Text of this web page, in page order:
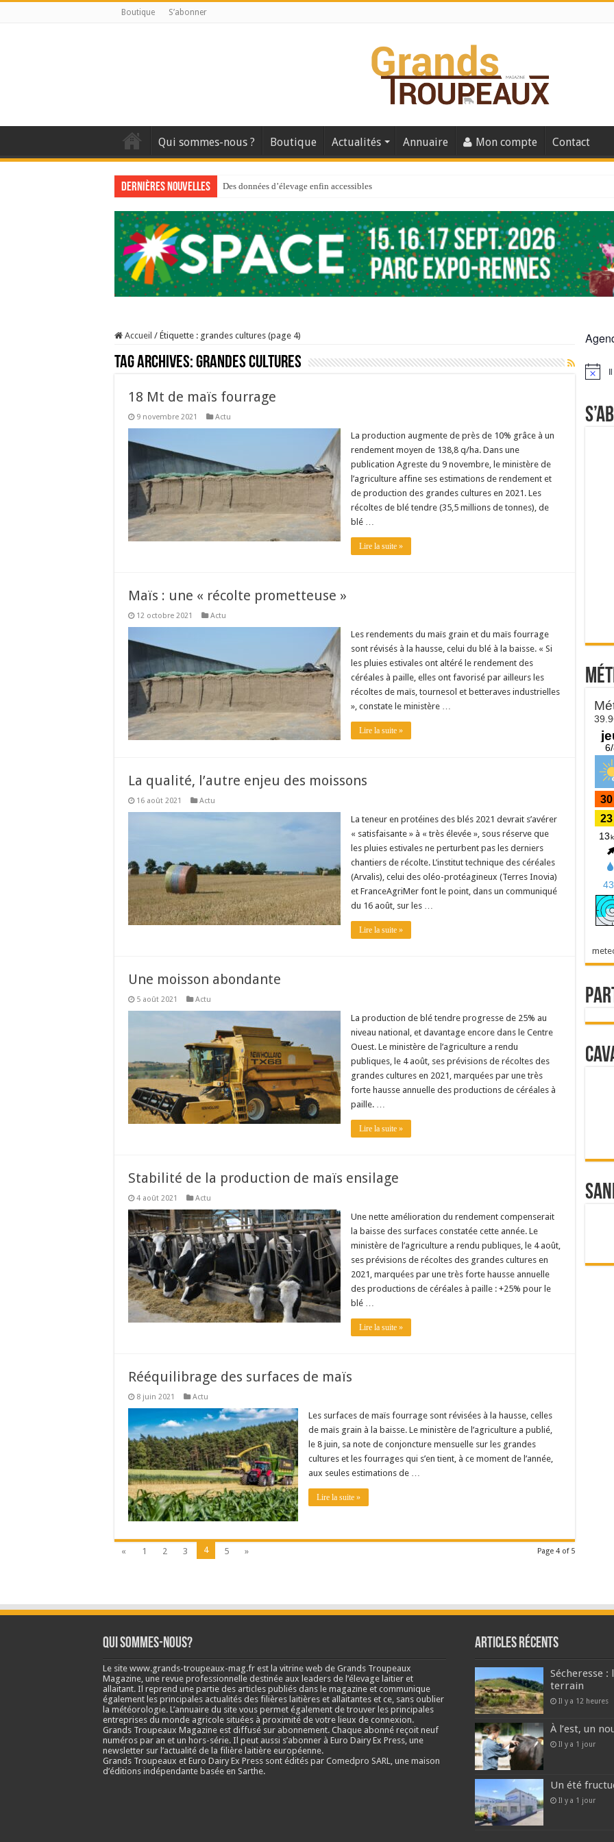
Boutique S’abonner
Qui sommes-nous ? Boutique Actualités Annuaire Mon compte Contact
Dernières nouvelles Des données d’élevage enfin accessibles
Au sommaire du premier numéro de 2025
Au sommaire de GTM 110
Aidez-nous à améliorer la santé de vos veaux !
Au sommaire de GTM 91
À l’est, un nouveau virus
Un été fructueux pour Lactalis
Accueil / Étiquette : grandes cultures (page 4)
Tag Archives:grandes cultures
18 Mt de maïs fourrage
9 novembre 2021 Actu
La production augmente de près de 10% grâce à un
rendement moyen de 138,8 q/ha. Dans une
publication Agreste du 9 novembre, le ministère de
l’agriculture affine ses estimations de rendement et
de production des grandes cultures en 2021. Les
récoltes de blé tendre (35,5 millions de tonnes), de
blé …
Lire la suite »
Maïs : une « récolte prometteuse »
12 octobre 2021 Actu
Les rendements du maïs grain et du maïs fourrage
sont révisés à la hausse, celui du blé à la baisse. « Si
les pluies estivales ont altéré le rendement des
céréales à paille, elles ont favorisé par ailleurs les
récoltes de maïs, tournesol et betteraves industrielles
», constate le ministère …
Lire la suite »
La qualité, l’autre enjeu des moissons
16 août 2021 Actu
La teneur en protéines des blés 2021 devrait s’avérer
« satisfaisante » à « très élevée », sous réserve que
les pluies estivales ne perturbent pas les derniers
chantiers de récolte. L’institut technique des céréales
(Arvalis), celui des oléo-protéagineux (Terres Inovia)
et FranceAgriMer font le point, dans un communiqué
du 16 août, sur les …
Lire la suite »
Une moisson abondante
5 août 2021 Actu
La production de blé tendre progresse de 25% au
niveau national, et davantage encore dans le Centre
Ouest. Le ministère de l’agriculture a rendu
publiques, le 4 août, ses prévisions de récoltes des
grandes cultures en 2021, marquées par une très
forte hausse annuelle des productions de céréales à
paille. …
Lire la suite »
Stabilité de la production de maïs ensilage
4 août 2021 Actu
Une nette amélioration du rendement compenserait
la baisse des surfaces constatée cette année. Le
ministère de l’agriculture a rendu publiques, le 4 août,
ses prévisions de récoltes des grandes cultures en
2021, marquées par une très forte hausse annuelle
des productions de céréales à paille : +25% pour le
blé …
Lire la suite »
Rééquilibrage des surfaces de maïs
8 juin 2021 Actu
Les surfaces de maïs fourrage sont révisées à la hausse, celles
de maïs grain à la baisse. Le ministère de l’agriculture a publié,
le 8 juin, sa note de conjoncture mensuelle sur les grandes
cultures et les fourrages qui s’en tient, à ce moment de l’année,
aux seules estimations de …
Lire la suite »
Page 4 of 5
« 1 2 3 4 5 »
Notice
Qui sommes-nous?
Le site www.grands-troupeaux-mag.fr est la vitrine web de Grands Troupeaux
Magazine, une revue professionnelle destinée aux leaders de l’élevage laitier et
allaitant. Il reprend une partie des articles publiés dans le magazine et communique
également les principales actualités des filières laitières et allaitantes et ce, sans oublier
la météorologie. L’annuaire du site vous permet également de trouver les principales
entreprises du monde agricole situées à proximité de votre lieux de connexion.
Grands Troupeaux Magazine est diffusé sur abonnement. Chaque abonné reçoit neuf
numéros par an et un hors-série. Il peut aussi s’abonner à Euro Dairy Ex Press, une
newsletter sur l’actualité de la filière laitière européenne.
Grands Troupeaux et Euro Dairy Ex Press sont édités par Comedpro SARL, une maison
d’éditions indépendante basée en Sarthe.
Articles récents
Sécheresse
terrain
Il y a 12 heures
À l’est, un
Il y a 1 jour
Un été
Il y a 1 jour